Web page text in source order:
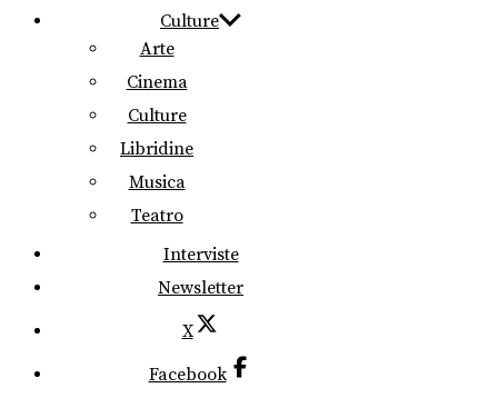
Culture
Arte
Cinema
Culture
Libridine
Musica
Teatro
Interviste
Newsletter
X
Facebook